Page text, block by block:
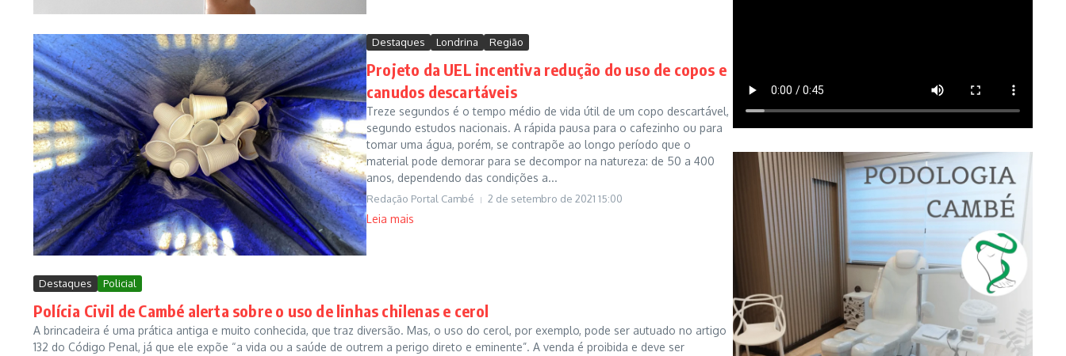
Destaques Londrina Região
Projeto da UEL incentiva redução do uso de copos e
canudos descartáveis
Treze segundos é o tempo médio de vida útil de um copo descartável,
segundo estudos nacionais. A rápida pausa para o cafezinho ou para
tomar uma água, porém, se contrapõe ao longo período que o
material pode demorar para se decompor na natureza: de 50 a 400
anos, dependendo das condições a...
Redação Portal Cambé 2 de setembro de 2021 15:00
Leia mais
Destaques Policial
Polícia Civil de Cambé alerta sobre o uso de linhas chilenas e cerol
A brincadeira é uma prática antiga e muito conhecida, que traz diversão. Mas, o uso do cerol, por exemplo, pode ser autuado no artigo
132 do Código Penal, já que ele expõe “a vida ou a saúde de outrem a perigo direto e eminente”. A venda é proibida e deve ser